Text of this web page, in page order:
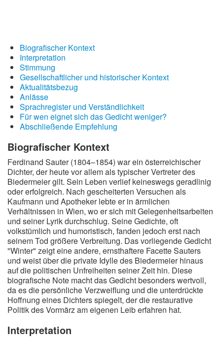
Gedichte-Quiz
Zufallsgedicht
Biografischer Kontext
Interpretation
Stimmung
Gesellschaftlicher und historischer Kontext
Aktualitätsbezug
Anlässe
Sprachregister und Verständlichkeit
Für wen eignet sich das Gedicht weniger?
Abschließende Empfehlung
Biografischer Kontext
Ferdinand Sauter (1804–1854) war ein österreichischer
Dichter, der heute vor allem als typischer Vertreter des
Biedermeier gilt. Sein Leben verlief keineswegs geradlinig
oder erfolgreich. Nach gescheiterten Versuchen als
Kaufmann und Apotheker lebte er in ärmlichen
Verhältnissen in Wien, wo er sich mit Gelegenheitsarbeiten
und seiner Lyrik durchschlug. Seine Gedichte, oft
volkstümlich und humoristisch, fanden jedoch erst nach
seinem Tod größere Verbreitung. Das vorliegende Gedicht
"Winter" zeigt eine andere, ernsthaftere Facette Sauters
und weist über die private Idylle des Biedermeier hinaus
auf die politischen Unfreiheiten seiner Zeit hin. Diese
biografische Note macht das Gedicht besonders wertvoll,
da es die persönliche Verzweiflung und die unterdrückte
Hoffnung eines Dichters spiegelt, der die restaurative
Politik des Vormärz am eigenen Leib erfahren hat.
Interpretation